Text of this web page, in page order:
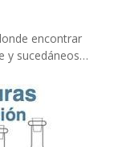
encontrar
y sucedáneos…